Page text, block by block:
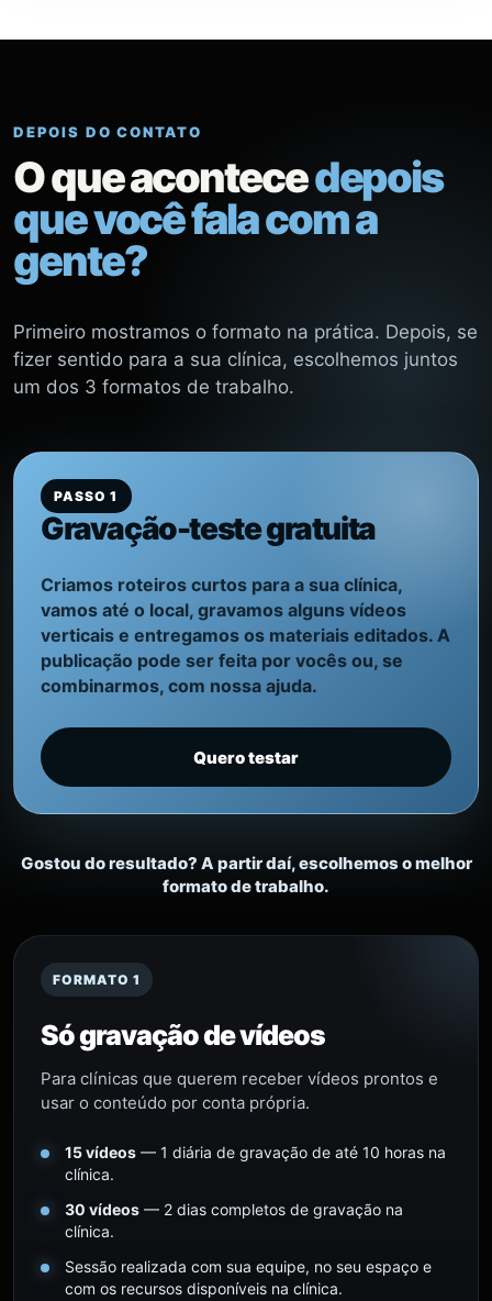
DEPOIS DO CONTATO
O que acontecedepois
que você fala com a
gente?
Primeiro mostramos o formato na prática. Depois, se
fizer sentido para a sua clínica, escolhemos juntos
um dos 3 formatos de trabalho.
PASSO 1
Gravação-teste gratuita
Criamos roteiros curtos para a sua clínica,
vamos até o local, gravamos alguns vídeos
verticais e entregamos os materiais editados. A
publicação pode ser feita por vocês ou, se
combinarmos, com nossa ajuda.
Quero testar
Gostou do resultado? A partir daí, escolhemos o melhor
formato de trabalho.
FORMATO 1
Só gravação de vídeos
Para clínicas que querem receber vídeos prontos e
usar o conteúdo por conta própria.
15 vídeos — 1 diária de gravação de até 10 horas na
clínica.
30 vídeos — 2 dias completos de gravação na
clínica.
Sessão realizada com sua equipe, no seu espaço e
com os recursos disponíveis na clínica.